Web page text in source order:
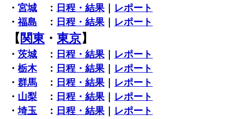
・宮城 ： 日程・結果
レポート
・福島 ： 日程・結果 レポート
【 関東 ・ 東京】
・茨城 ： 日程・結果
レポート
・栃木： 日程・結果
レポート
・群馬 ： 日程・結果
レポート
・ 山梨 ： 日程・結果
レポート
・埼玉 ： 日程・結果
レポート